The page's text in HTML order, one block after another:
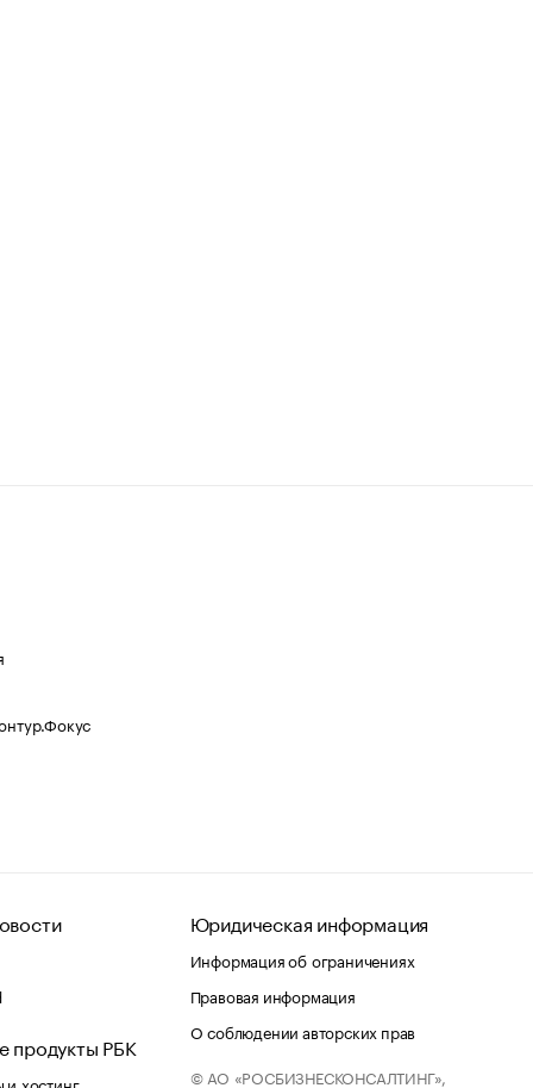
продукты РБК
хостинг
Юридическая информация
Информация об ограничениях
Правовая информация
О соблюдении авторских прав
© АО «РОСБИЗНЕСКОНСАЛТИНГ»,